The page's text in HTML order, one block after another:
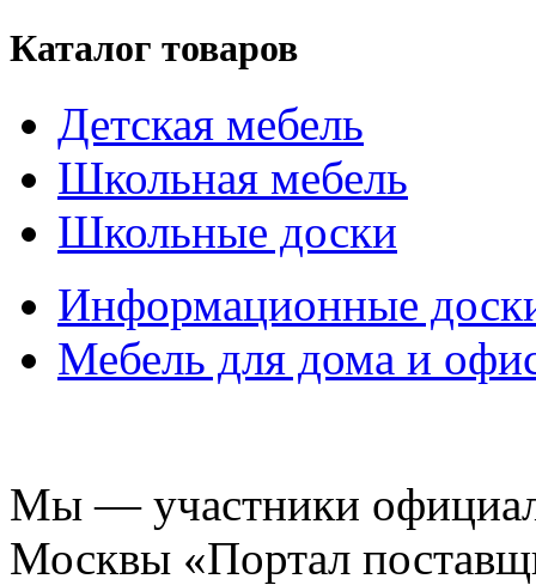
Каталог товаров
Детская мебель
Школьная мебель
Школьные доски
Информационные
Мебель для дома и
Мы — участники
Москвы «Портал